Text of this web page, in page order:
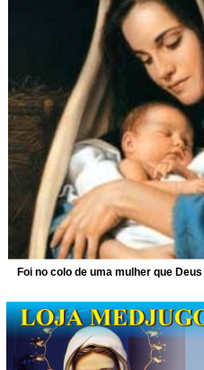
Foi no colo de uma mulher que